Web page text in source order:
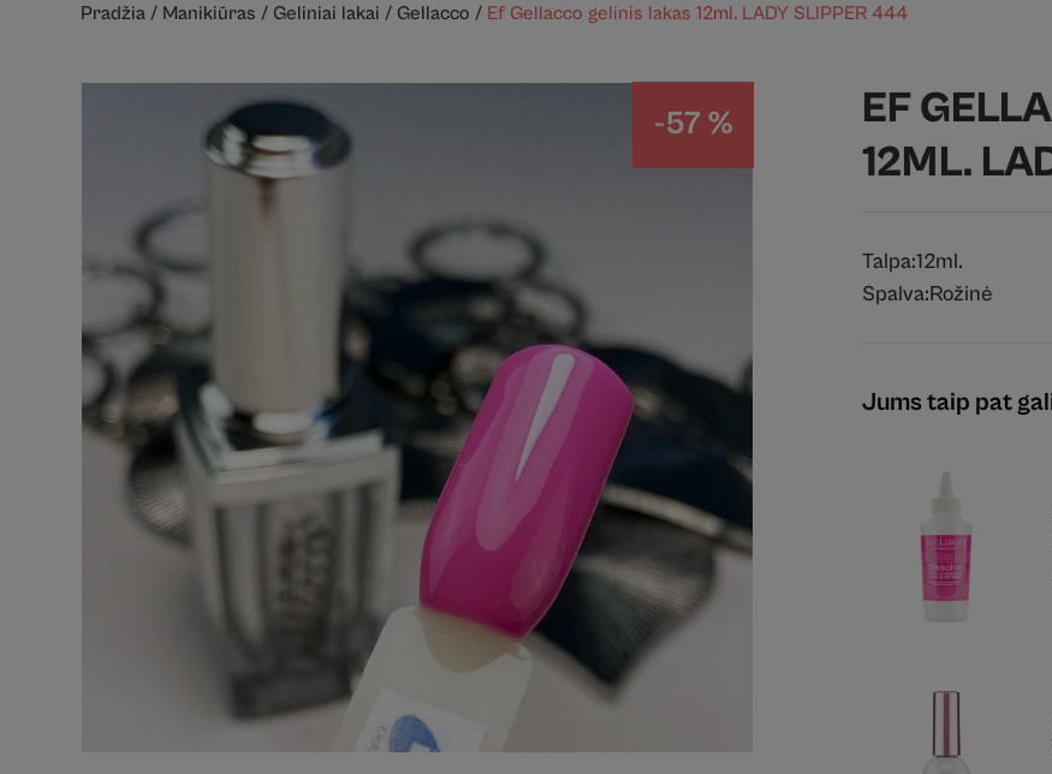
Pradžia / Manikiūras / Geliniai lakai / Gellacco / Ef Gellacco gelinis lakas 12ml. LADY SLIPPER 444
-57 %
EF
12ML.
Talpa:12ml.
Spalva:Rožinė
Jums taip pat